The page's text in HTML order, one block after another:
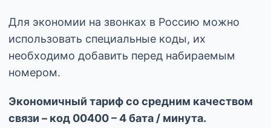
Для экономии на звонках в Россию можно
использовать специальные коды, их
необходимо добавить перед набираемым
номером.
Экономичный тариф со средним качеством
связи – код 00400 – 4 бата / минута.